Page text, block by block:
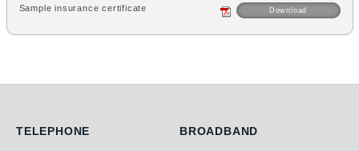
Sample insurance certificate Download
Telephone
TELEPHONE Broadband
BROADBAND